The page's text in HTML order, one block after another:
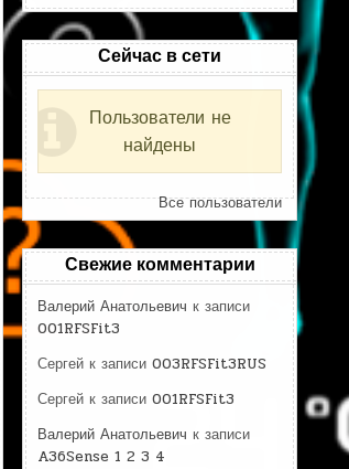
Сейчас в сети
Пользователи не
найдены
Все пользователи
Свежие комментарии
Валерий Анатольевич к записи
001RFSFit3
Сергей к записи 003RFSFit3RUS
Сергей к записи 001RFSFit3
Валерий Анатольевич к записи
A36Sense 1 2 3 4